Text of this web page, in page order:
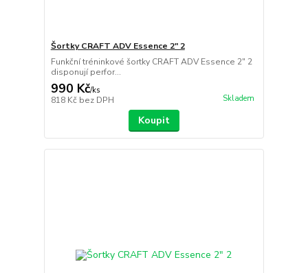
Šortky CRAFT ADV Essence 2" 2
Funkční tréninkové šortky CRAFT ADV Essence 2" 2
disponují perfor...
990 Kč/ks
818 Kč bez DPH Skladem
Koupit